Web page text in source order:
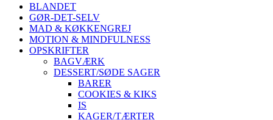
BLANDET
GØR-DET-SELV
MAD & KØKKENGREJ
MOTION & MINDFULNESS
OPSKRIFTER
BAGVÆRK
DESSERT/SØDE SAGER
BARER
COOKIES & KIKS
IS
KAGER/TÆRTER